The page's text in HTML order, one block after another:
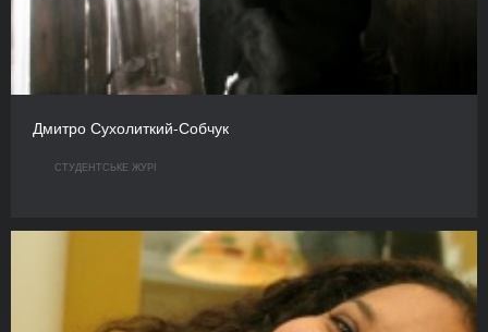
Дмитро Сухолиткий-Собчук
СТУДЕНТСЬКЕ ЖУРІ